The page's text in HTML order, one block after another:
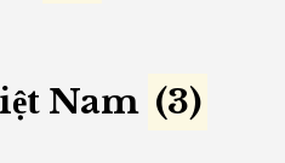
Nam (3)